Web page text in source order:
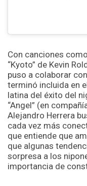
Con canciones
“Kyoto” de Kevin
puso a colaborar
terminó incluida en
latina del éxito del
“Angel” (en
Alejandro Herrera
cada vez más
que entiende que
que algunas
sorpresa a los
importancia de